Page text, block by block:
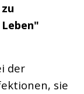
der
sie